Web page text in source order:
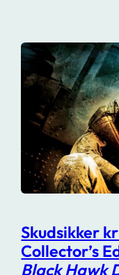
Skudsikker
Collector’s
Black Hawk